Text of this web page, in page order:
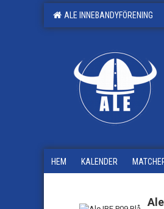
ALE INNEBANDYFÖRENING
HEM KALENDER